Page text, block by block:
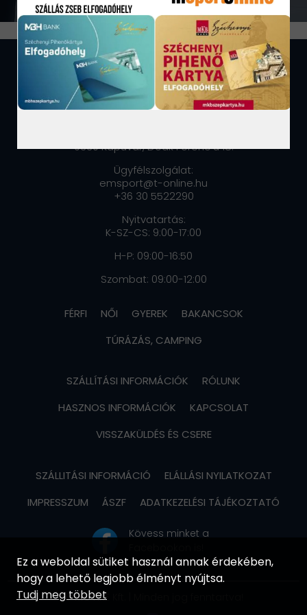
ELÉRHETŐSÉGEK:
9330 Kapuvár, Deák Ferenc u 18.
Ügyfélszolgálat:
emsport@t-online.hu
+36 30 5522290
Nyitvatartás:
K-SZ-CS: 9:00-17:00
H-P: 09:00-16:50
Szombat: 09:00-12:00
FÉRFI NŐI GYEREK
BAKANCSOK
TÚRÁZÁS, CAMPING
SZÁLLÍTÁSI INFORMÁCIÓK
RÓLUNK
HASZNOS INFORMÁCIÓK
KAPCSOLAT
VISSZAKÜLDÉS ÉS CSERE
SZÁLLITÁSI INFORMÁCIÓ
ELÁLLÁSI NYILATKOZAT
IMPRESSZUM
ÁSZF ADATKEZELÉSI TÁJÉKOZTATÓ
Kövess minket a
© MOVIRE Kft. | Minden jog fenntartva!
Ez a weboldal sütiket használ annak érdekében,
hogy a lehető legjobb élményt nyújtsa.
Tudj meg többet